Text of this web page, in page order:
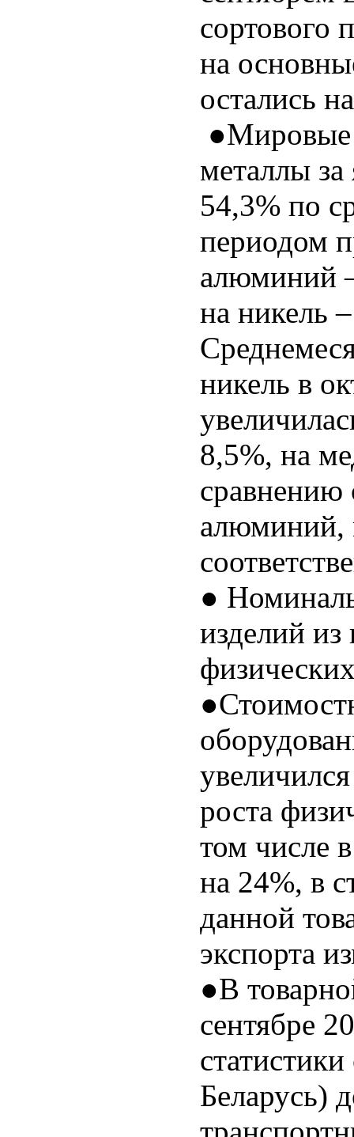
сортового
на
остались
●Мировые
металлы за
54,3% по
периодом
алюминий
на никель
никель в
8,5%, на
сравнению
алюминий,
●
изделий
роста
том числе
на 24%, в
данной
экспорта
●В
сентябре
Беларусь)